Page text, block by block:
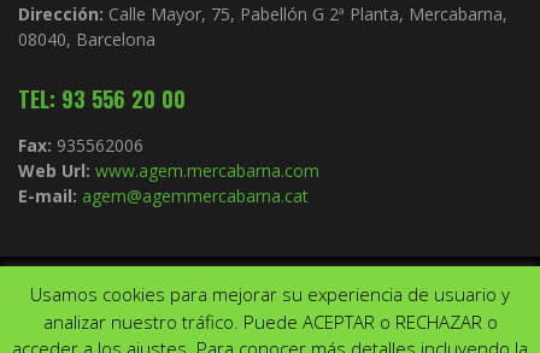
Dirección: Calle Mayor, 75, Pabellón G 2ª Planta, Mercabarna,
08040, Barcelona
TEL: 93 556 20 00
Fax: 935562006
Web Url: www.agem.mercabarna.com
E-mail: agem@agemmercabarna.cat
Copyright © 2021.AGEM. Todos los derechos reservados. Diseño de
Aviso LegalPolítica de privacidad
Usamos cookies para mejorar su experiencia de usuario y
analizar nuestro tráfico. Puede ACEPTAR o RECHAZAR o